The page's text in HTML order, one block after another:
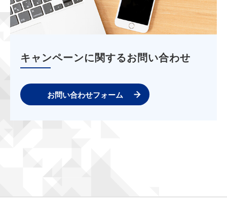
キャンペーンに関するお問い合わせ
お問い合わせフォーム